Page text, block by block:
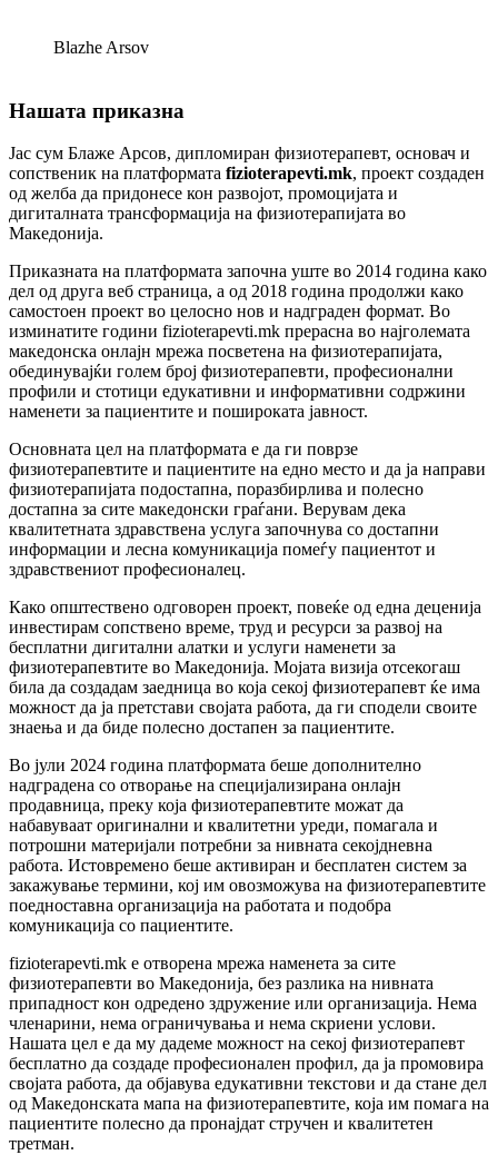
Blazhe Arsov
Нашата приказна
Јас сум Блаже Арсов, дипломиран физиотерапевт, основач и
сопственик на платформата fizioterapevti.mk, проект создаден
од желба да придонесе кон развојот, промоцијата и
дигиталната трансформација на физиотерапијата во
Македонија.
Приказната на платформата започна уште во 2014 година како
дел од друга веб страница, а од 2018 година продолжи како
самостоен проект во целосно нов и надграден формат. Во
изминатите години fizioterapevti.mk прерасна во најголемата
македонска онлајн мрежа посветена на физиотерапијата,
обединувајќи голем број физиотерапевти, професионални
профили и стотици едукативни и информативни содржини
наменети за пациентите и пошироката јавност.
Основната цел на платформата е да ги поврзе
физиотерапевтите и пациентите на едно место и да ја направи
физиотерапијата подостапна, поразбирлива и полесно
достапна за сите македонски граѓани. Верувам дека
квалитетната здравствена услуга започнува со достапни
информации и лесна комуникација помеѓу пациентот и
здравствениот професионалец.
Како општествено одговорен проект, повеќе од една деценија
инвестирам сопствено време, труд и ресурси за развој на
бесплатни дигитални алатки и услуги наменети за
физиотерапевтите во Македонија. Мојата визија отсекогаш
била да создадам заедница во која секој физиотерапевт ќе има
можност да ја претстави својата работа, да ги сподели своите
знаења и да биде полесно достапен за пациентите.
Во јули 2024 година платформата беше дополнително
надградена со отворање на специјализирана онлајн
продавница, преку која физиотерапевтите можат да
набавуваат оригинални и квалитетни уреди, помагала и
потрошни материјали потребни за нивната секојдневна
работа. Истовремено беше активиран и бесплатен систем за
закажување термини, кој им овозможува на физиотерапевтите
поедноставна организација на работата и подобра
комуникација со пациентите.
fizioterapevti.mk е отворена мрежа наменета за сите
физиотерапевти во Македонија, без разлика на нивната
припадност кон одредено здружение или организација. Нема
членарини, нема ограничувања и нема скриени услови.
Нашата цел е да му дадеме можност на секој физиотерапевт
бесплатно да создаде професионален профил, да ја промовира
својата работа, да објавува едукативни текстови и да стане дел
од Македонската мапа на физиотерапевтите, која им помага на
пациентите полесно да пронајдат стручен и квалитетен
третман.